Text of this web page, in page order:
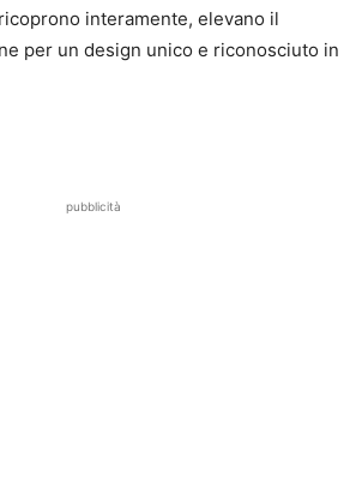
interamente, elevano il
per un design unico e riconosciuto in
pubblicità